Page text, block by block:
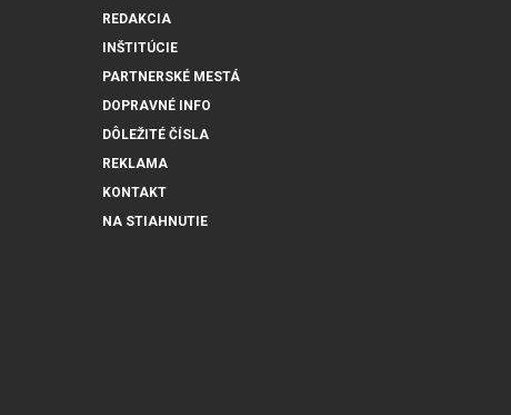
REDAKCIA
INŠTITÚCIE
PARTNERSKÉ MESTÁ
DOPRAVNÉ INFO
DÔLEŽITÉ ČÍSLA
REKLAMA
KONTAKT
NA STIAHNUTIE